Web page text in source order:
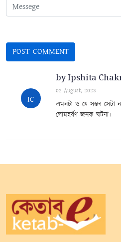
IC
by Ipshita
02 August, 2023
এমনটা ও যে সম্ভব সেটা
লোমহর্ষণ-জনক ঘটনা।